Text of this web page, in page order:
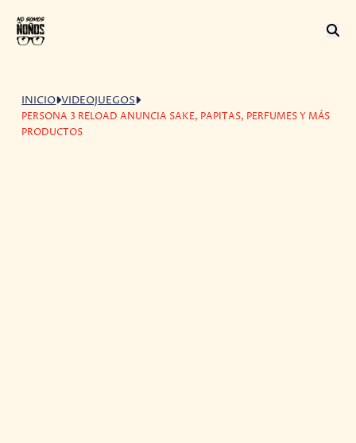
INICIO VIDEOJUEGOS
PERSONA 3 RELOAD ANUNCIA SAKE, PAPITAS, PERFUMES Y MÁS
PRODUCTOS